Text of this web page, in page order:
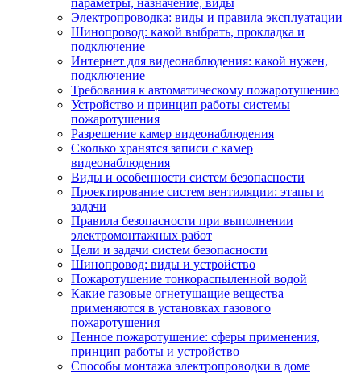
параметры, назначение, виды
Электропроводка: виды и правила эксплуатации
Шинопровод: какой выбрать, прокладка и
подключение
Интернет для видеонаблюдения: какой нужен,
подключение
Требования к автоматическому пожаротушению
Устройство и принцип работы системы
пожаротушения
Разрешение камер видеонаблюдения
Сколько хранятся записи с камер
видеонаблюдения
Виды и особенности систем безопасности
Проектирование систем вентиляции: этапы и
задачи
Правила безопасности при выполнении
электромонтажных работ
Цели и задачи систем безопасности
Шинопровод: виды и устройство
Пожаротушение тонкораспыленной водой
Какие газовые огнетушащие вещества
применяются в установках газового
пожаротушения
Пенное пожаротушение: сферы применения,
принцип работы и устройство
Способы монтажа электропроводки в доме